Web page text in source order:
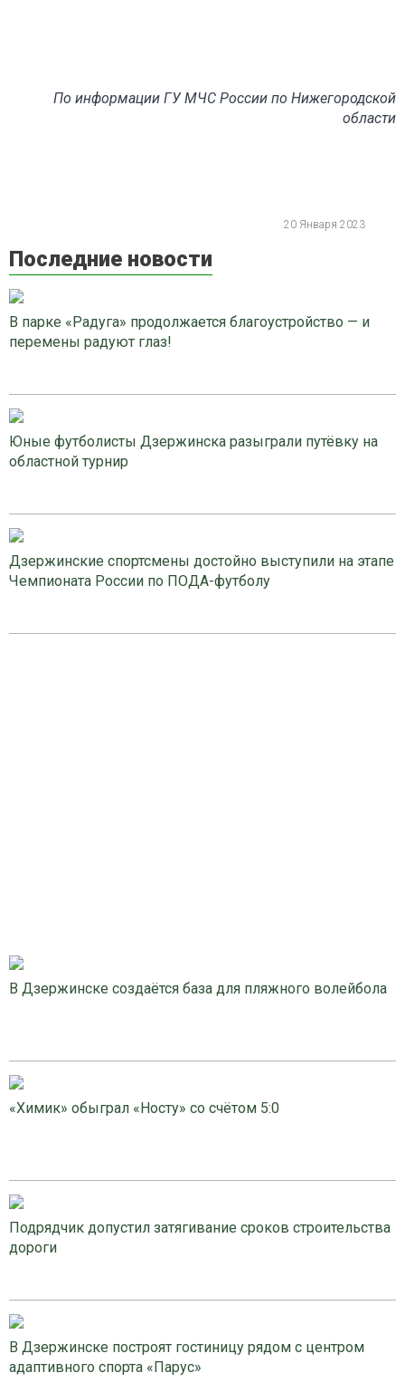
По информации ГУ МЧС России по Нижегородской
области
20 Января 2023
Последние новости
В парке «Радуга» продолжается благоустройство — и
перемены радуют глаз!
Юные футболисты Дзержинска разыграли путёвку на
областной турнир
Дзержинские спортсмены достойно выступили на этапе
Чемпионата России по ПОДА-футболу
В Дзержинске создаётся база для пляжного волейбола
«Химик» обыграл «Носту» со счётом 5:0
Подрядчик допустил затягивание сроков строительства
дороги
В Дзержинске построят гостиницу рядом с центром
адаптивного спорта «Парус»